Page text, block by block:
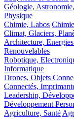
Géologie,
Physique
Chimie, Labos
Climat, Glaciers,
Architecture,
Renouvelables
Robotique,
Informatique
Drones, Objets
Connectés,
Leadership,
Développement
Agriculture, Santé